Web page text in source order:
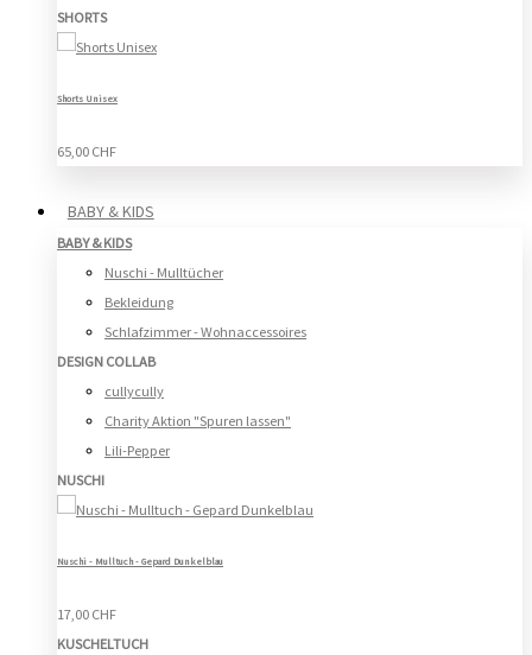
SHORTS
Shorts Unisex
65,00 CHF
BABY & KIDS
BABY & KIDS
Nuschi - Mulltücher
Bekleidung
Schlafzimmer - Wohnaccessoires
DESIGN COLLAB
cullycully
Charity Aktion "Spuren lassen"
Lili-Pepper
NUSCHI
Nuschi - Mulltuch - Gepard Dunkelblau
17,00 CHF
KUSCHELTUCH